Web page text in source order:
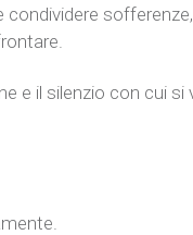
il silenzio con cui si